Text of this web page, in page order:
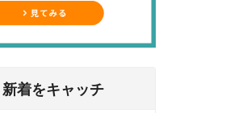
新着をキャッチ